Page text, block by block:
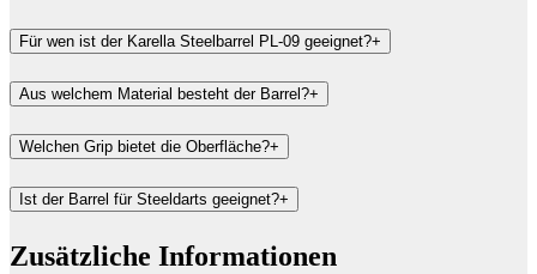
Für wen ist der Karella Steelbarrel PL-09 geeignet?+
Aus welchem Material besteht der Barrel?+
Welchen Grip bietet die Oberfläche?+
Ist der Barrel für Steeldarts geeignet?+
Zusätzliche Informationen